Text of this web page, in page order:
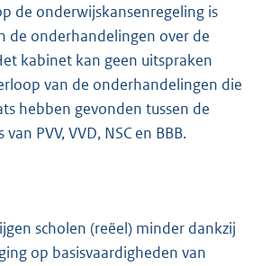
de onderwijskansenregeling is
de onderhandelingen over de
kabinet kan geen uitspraken
van de onderhandelingen die
hebben gevonden tussen de
PVV, VVD, NSC en BBB.
scholen (reëel) minder dankzij
op basisvaardigheden van